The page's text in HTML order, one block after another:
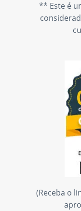
** Este é
(Receba o